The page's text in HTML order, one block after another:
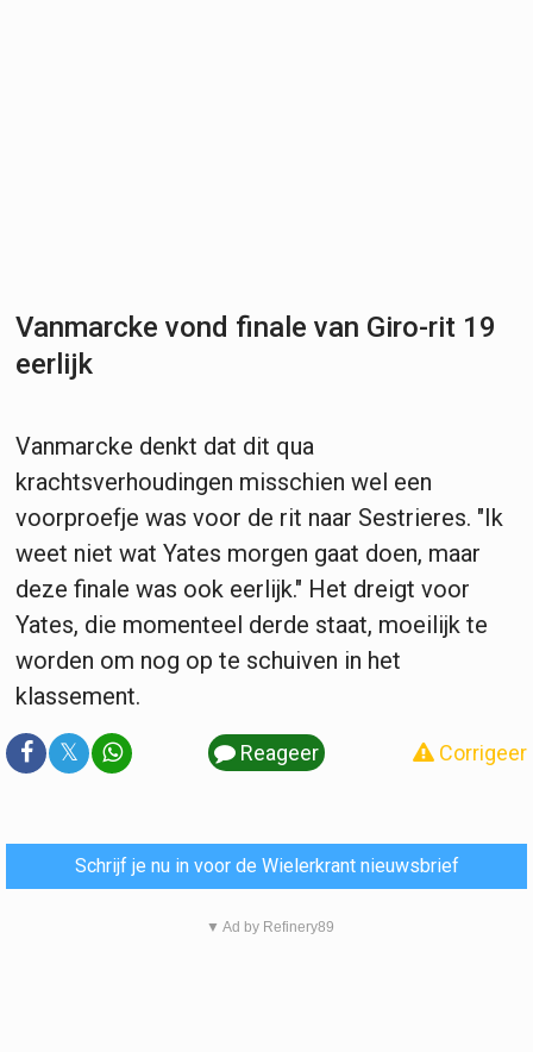
Vanmarcke vond finale van Giro-rit 19
eerlijk
Vanmarcke denkt dat dit qua
krachtsverhoudingen misschien wel een
voorproefje was voor de rit naar Sestrieres. "Ik
weet niet wat Yates morgen gaat doen, maar
deze finale was ook eerlijk." Het dreigt voor
Yates, die momenteel derde staat, moeilijk te
worden om nog op te schuiven in het
klassement.
𝕏 Reageer Corrigeer
Schrijf je nu in voor de Wielerkrant nieuwsbrief
▼ Ad by Refinery89